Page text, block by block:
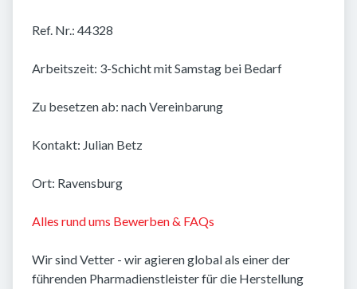
Ref. Nr.: 44328
Arbeitszeit: 3-Schicht mit Samstag bei Bedarf
Zu besetzen ab: nach Vereinbarung
Kontakt: Julian Betz
Ort: Ravensburg
Alles rund ums Bewerben & FAQs
Wir sind Vetter - wir agieren global als einer der
führenden Pharmadienstleister für die Herstellung